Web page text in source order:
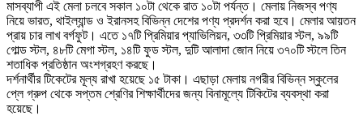
মাসব্যাপী এই মেলা চলবে সকাল ১০টা থেকে রাত ১০টা পর্যন্ত। মেলায় নিজস্ব পণ্য
নিয়ে ভারত, থাইল্যান্ড ও ইরানসহ বিভিন্ন দেশের পণ্য প্রদর্শন করা হবে। মেলার আয়তন
প্রায় চার লাখ বর্গফুট। এতে ১৭টি প্রিমিয়ার প্যাভিলিয়ন, ৩৩টি প্রিমিয়ার স্টল, ৯৯টি
গোল্ড স্টল, ৪৮টি মেগা স্টল, ১৪টি ফুড স্টল, দুটি আলাদা জোন নিয়ে ৩৭০টি স্টলে তিন
শতাধিক প্রতিষ্ঠান অংশগ্রহণ করছে।
দর্শনার্থীর টিকেটের মূল্য রাখা হয়েছে ১৫ টাকা। এছাড়া মেলায় নগরীর বিভিন্ন স্কুলের
প্লে গ্রুপ থেকে সপ্তম শ্রেণির শিক্ষার্থীদের জন্য বিনামূল্যে টিকিটের ব্যবস্থা করা
হয়েছে।